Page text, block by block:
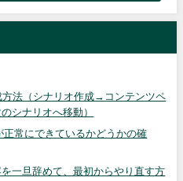
方法（シナリオ作成→コンテンツペ
シナリオへ移動）
正常にできているかどうかの確
一旦辞めて、最初からやり直す方